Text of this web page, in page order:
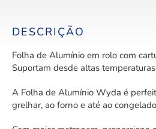
DESCRIÇÃO
Folha de Alumínio em rolo com
Suportam desde altas
A Folha de Alumínio Wyda é
grelhar, ao forno e até ao